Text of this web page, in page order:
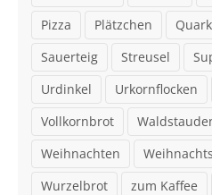
Pizza
Plätzchen Quark
Sauerteig
Streusel
Urdinkel
Urkornflocken
Vollkornbrot
Weihnachten
Wurzelbrot
zum Kaffee